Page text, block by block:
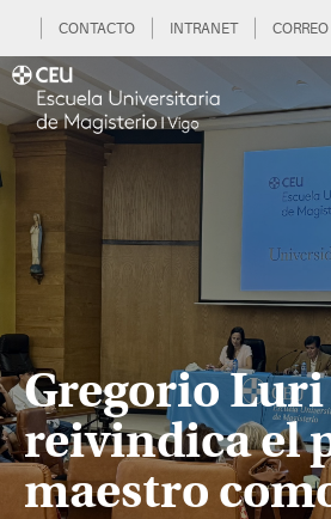
CONTACTO INTRANET CORREO
Gregorio Luri
reivindica el
maestro